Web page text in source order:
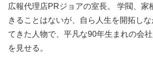
広報代理店PRジョアの室長。 学閥、家
きることはないが、自ら人生を開拓し
てきた人物で、平凡な90年生まれの会
を見せる。